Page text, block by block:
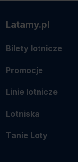
Latamy.pl
Bilety lotnicze
Promocje
Linie lotnicze
Lotniska
Tanie Loty